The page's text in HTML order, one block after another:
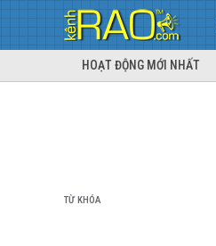
HOẠT ĐỘNG MỚI NHẤT
TỪ KHÓA